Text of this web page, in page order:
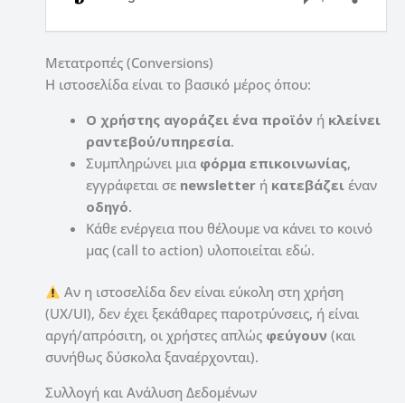
Μετατροπές (Conversions)
Η ιστοσελίδα είναι το βασικό μέρος όπου:
Ο χρήστης αγοράζει ένα προϊόν ή κλείνει
ραντεβού/υπηρεσία.
Συμπληρώνει μια φόρμα επικοινωνίας,
εγγράφεται σε newsletter ή κατεβάζει έναν
οδηγό.
Κάθε ενέργεια που θέλουμε να κάνει το κοινό
μας (call to action) υλοποιείται εδώ.
Αν η ιστοσελίδα δεν είναι εύκολη στη χρήση
(UX/UI), δεν έχει ξεκάθαρες παροτρύνσεις, ή είναι
αργή/απρόσιτη, οι χρήστες απλώς φεύγουν (και
συνήθως δύσκολα ξαναέρχονται).
Συλλογή και Ανάλυση Δεδομένων